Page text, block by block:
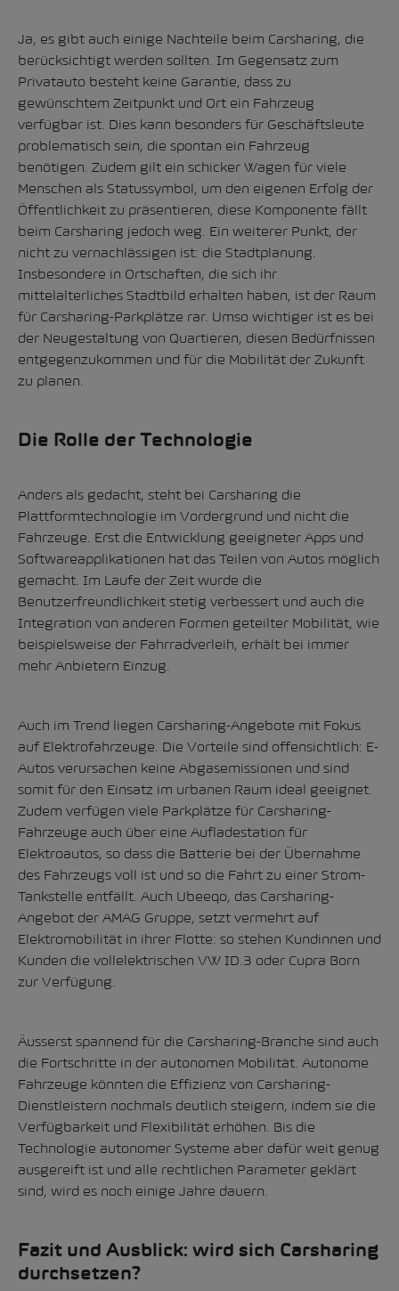
Ja, es gibt auch einige Nachteile beim Carsharing, die
berücksichtigt werden sollten. Im Gegensatz zum
Privatauto besteht keine Garantie, dass zu
gewünschtem Zeitpunkt und Ort ein Fahrzeug
verfügbar ist. Dies kann besonders für Geschäftsleute
problematisch sein, die spontan ein Fahrzeug
benötigen. Zudem gilt ein schicker Wagen für viele
Menschen als Statussymbol, um den eigenen Erfolg der
Öffentlichkeit zu präsentieren, diese Komponente fällt
beim Carsharing jedoch weg. Ein weiterer Punkt, der
nicht zu vernachlässigen ist: die Stadtplanung.
Insbesondere in Ortschaften, die sich ihr
mittelalterliches Stadtbild erhalten haben, ist der Raum
für Carsharing-Parkplätze rar. Umso wichtiger ist es bei
der Neugestaltung von Quartieren, diesen Bedürfnissen
entgegenzukommen und für die Mobilität der Zukunft
zu planen.
Die Rolle der Technologie
Anders als gedacht, steht bei Carsharing die
Plattformtechnologie im Vordergrund und nicht die
Fahrzeuge. Erst die Entwicklung geeigneter Apps und
Softwareapplikationen hat das Teilen von Autos möglich
gemacht. Im Laufe der Zeit wurde die
Benutzerfreundlichkeit stetig verbessert und auch die
Integration von anderen Formen geteilter Mobilität, wie
beispielsweise der Fahrradverleih, erhält bei immer
mehr Anbietern Einzug.
Auch im Trend liegen Carsharing-Angebote mit Fokus
auf Elektrofahrzeuge. Die Vorteile sind offensichtlich: E-
Autos verursachen keine Abgasemissionen und sind
somit für den Einsatz im urbanen Raum ideal geeignet.
Zudem verfügen viele Parkplätze für Carsharing-
Fahrzeuge auch über eine Aufladestation für
Elektroautos, so dass die Batterie bei der Übernahme
des Fahrzeugs voll ist und so die Fahrt zu einer Strom-
Tankstelle entfällt. Auch Ubeeqo, das Carsharing-
Angebot der AMAG Gruppe, setzt vermehrt auf
Elektromobilität in ihrer Flotte: so stehen Kundinnen und
Kunden die vollelektrischen VW ID.3 oder Cupra Born
zur Verfügung.
Äusserst spannend für die Carsharing-Branche sind auch
die Fortschritte in der autonomen Mobilität. Autonome
Fahrzeuge könnten die Effizienz von Carsharing-
Dienstleistern nochmals deutlich steigern, indem sie die
Verfügbarkeit und Flexibilität erhöhen. Bis die
Technologie autonomer Systeme aber dafür weit genug
ausgereift ist und alle rechtlichen Parameter geklärt
sind, wird es noch einige Jahre dauern.
Fazit und Ausblick: wird sich Carsharing
durchsetzen?